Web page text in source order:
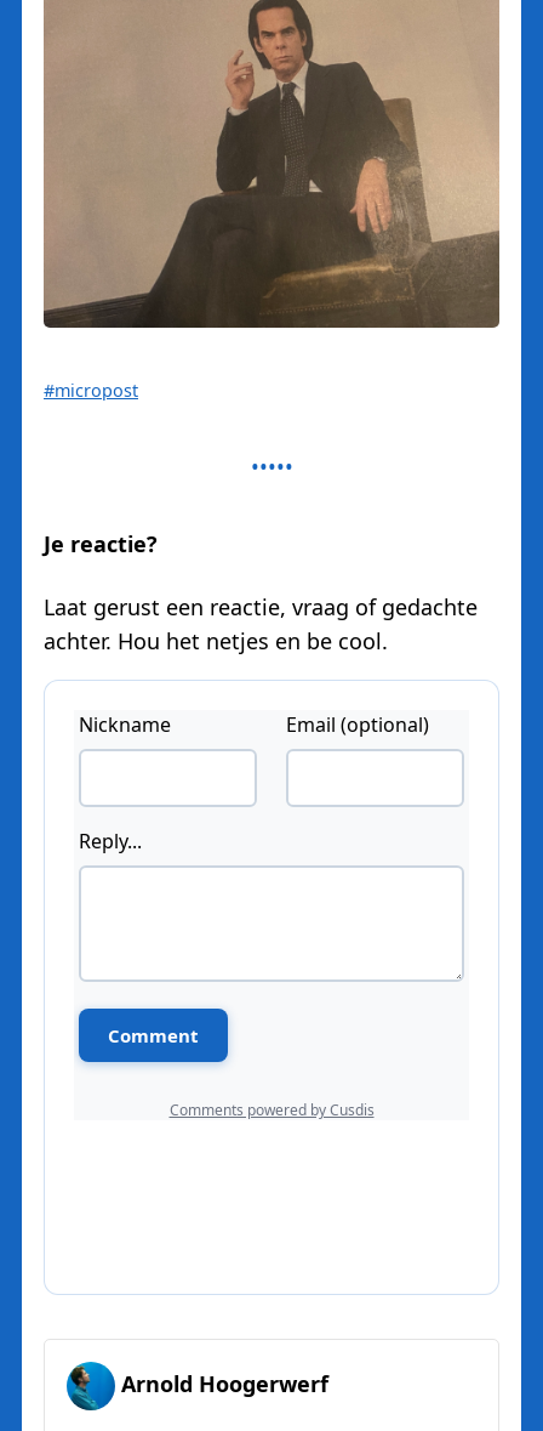
#micropost
Je reactie?
Laat gerust een reactie, vraag of gedachte
achter. Hou het netjes en be cool.
Arnold Hoogerwerf